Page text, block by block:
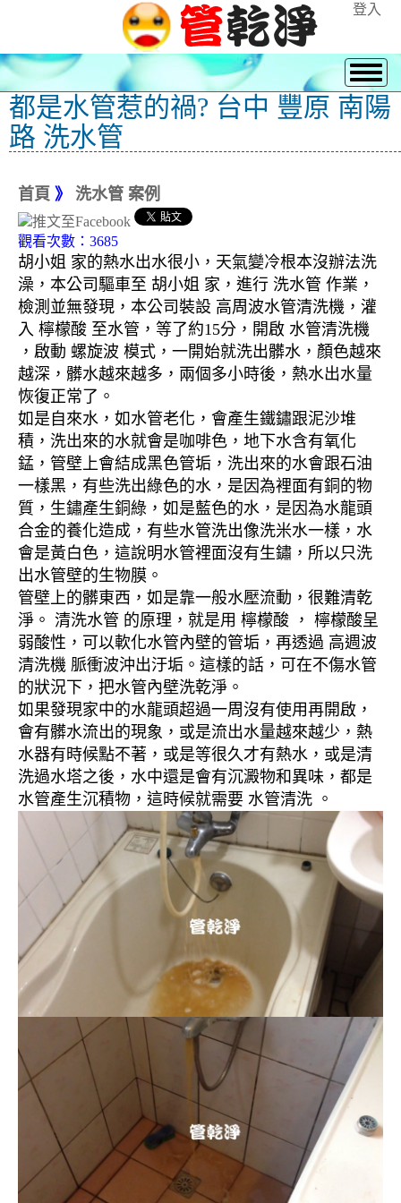
登入
都是水管惹的禍? 台中 豐原 南陽
路 洗水管
首頁 》 洗水管 案例
觀看次數：3685
胡小姐 家的熱水出水很小，天氣變冷根本沒辦法洗
澡，本公司驅車至 胡小姐 家，進行 洗水管 作業，
檢測並無發現，本公司裝設 高周波水管清洗機，灌
入 檸檬酸 至水管，等了約15分，開啟 水管清洗機
，啟動 螺旋波 模式，一開始就洗出髒水，顏色越來
越深，髒水越來越多，兩個多小時後，熱水出水量
恢復正常了。
如是自來水，如水管老化，會產生鐵鏽跟泥沙堆
積，洗出來的水就會是咖啡色，地下水含有氧化
錳，管壁上會結成黑色管垢，洗出來的水會跟石油
一樣黑，有些洗出綠色的水，是因為裡面有銅的物
質，生鏽產生銅綠，如是藍色的水，是因為水龍頭
合金的養化造成，有些水管洗出像洗米水一樣，水
會是黃白色，這說明水管裡面沒有生鏽，所以只洗
出水管壁的生物膜。
管壁上的髒東西，如是靠一般水壓流動，很難清乾
淨。 清洗水管 的原理，就是用 檸檬酸 ， 檸檬酸呈
弱酸性，可以軟化水管內壁的管垢，再透過 高週波
清洗機 脈衝波沖出汙垢。這樣的話，可在不傷水管
的狀況下，把水管內壁洗乾淨。
如果發現家中的水龍頭超過一周沒有使用再開啟，
會有髒水流出的現象，或是流出水量越來越少，熱
水器有時候點不著，或是等很久才有熱水，或是清
洗過水塔之後，水中還是會有沉澱物和異味，都是
水管產生沉積物，這時候就需要 水管清洗 。